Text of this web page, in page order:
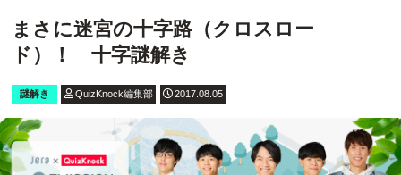
まさに迷宮の十字路（クロスロー
ド）！ 十字謎解き
謎解き QuizKnock編集部 2017.08.05